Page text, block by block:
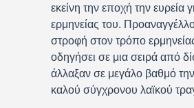
εκείνη την εποχή την ευρεία
ερμηνείας του.
στροφή στον τρόπο
οδηγήσει σε μια σειρά από
άλλαξαν σε μεγάλο βαθμό
καλού σύγχρονου λαϊκού